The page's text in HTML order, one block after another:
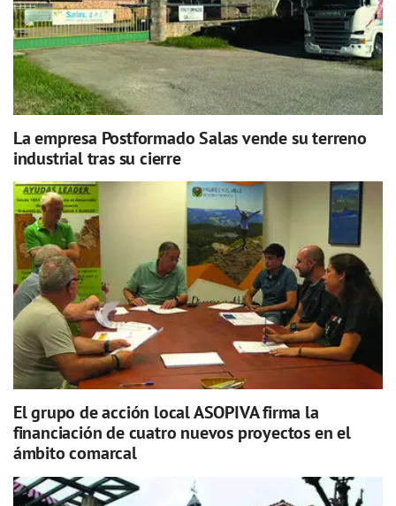
La empresa Postformado Salas vende su terreno
industrial tras su cierre
El grupo de acción local ASOPIVA firma la
financiación de cuatro nuevos proyectos en el
ámbito comarcal